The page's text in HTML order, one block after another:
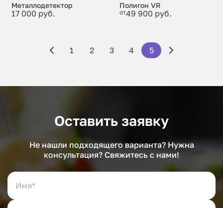
Металлодетектор
17 000 руб.
Полигон VR
от49 900 руб.
1 2 3 4 5
Оставить заявку
Не нашли подходящего варианта? Нужна
консультация? Свяжитесь с нами!